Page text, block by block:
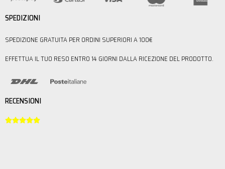
SPEDIZIONI
SPEDIZIONE GRATUITA PER ORDINI SUPERIORI A 100€
EFFETTUA IL TUO RESO ENTRO 14 GIORNI DALLA RICEZIONE DEL PRODOTTO.
RECENSIONI
